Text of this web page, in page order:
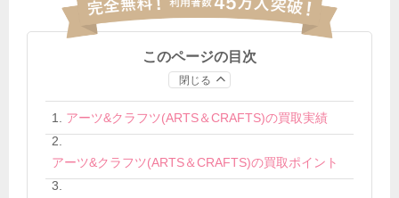
このページの目次
閉じる
アーツ&クラフツ(ARTS＆CRAFTS)の買取実績
アーツ&クラフツ(ARTS＆CRAFTS)の買取ポイント